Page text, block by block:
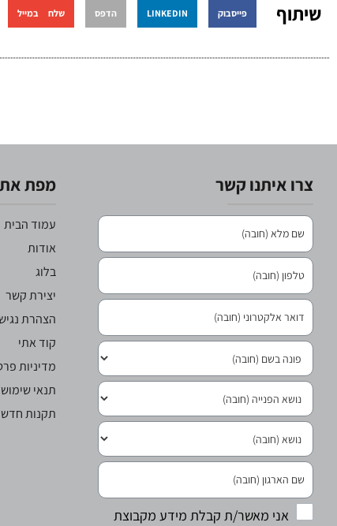
שיתוף פייסבוק LINKEDIN הדפס שלח במייל
צרו איתנו קשר
אני מאשר/ת קבלת מידע מקבוצת
מפת
עמוד הבית
אודות
בלוג
יצירת קשר
הצהרת
קוד אתי
מדיניות
תנאי שימוש
תקנות